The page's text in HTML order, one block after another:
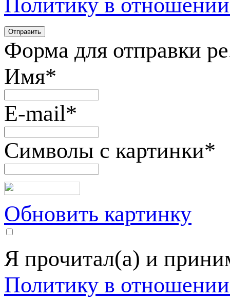
Форма для отправки
Имя*
E-mail*
Символы с картинки*
Обновить картинку
Я прочитал(а) и
Политику в